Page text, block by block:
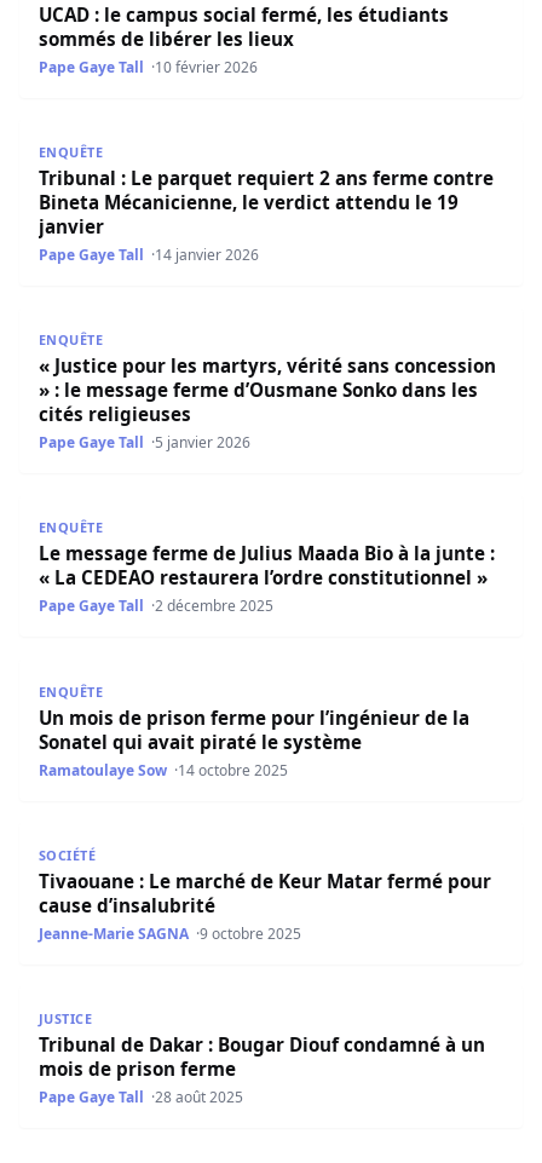
UCAD : le campus social fermé, les étudiants
sommés de libérer les lieux
Pape Gaye Tall 10 février 2026
ENQUÊTE
Tribunal : Le parquet requiert 2 ans ferme contre
Bineta Mécanicienne, le verdict attendu le 19
janvier
Pape Gaye Tall 14 janvier 2026
ENQUÊTE
« Justice pour les martyrs, vérité sans concession
» : le message ferme d’Ousmane Sonko dans les
cités religieuses
Pape Gaye Tall 5 janvier 2026
ENQUÊTE
Le message ferme de Julius Maada Bio à la junte :
« La CEDEAO restaurera l’ordre constitutionnel »
Pape Gaye Tall 2 décembre 2025
ENQUÊTE
Un mois de prison ferme pour l’ingénieur de la
Sonatel qui avait piraté le système
Ramatoulaye Sow 14 octobre 2025
SOCIÉTÉ
Tivaouane : Le marché de Keur Matar fermé pour
cause d’insalubrité
Jeanne-Marie SAGNA 9 octobre 2025
JUSTICE
Tribunal de Dakar : Bougar Diouf condamné à un
mois de prison ferme
Pape Gaye Tall 28 août 2025